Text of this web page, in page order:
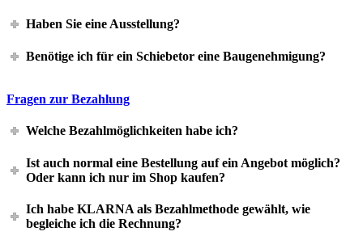
Haben Sie eine Ausstellung?
Benötige ich für ein Schiebetor eine Baugenehmigung?
Fragen zur Bezahlung
Welche Bezahlmöglichkeiten habe ich?
Ist auch normal eine Bestellung auf ein Angebot möglich?
Oder kann ich nur im Shop kaufen?
Ich habe KLARNA als Bezahlmethode gewählt, wie
begleiche ich die Rechnung?